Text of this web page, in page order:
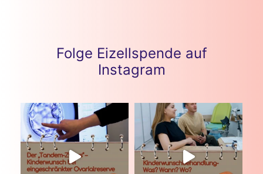
Folge Eizellspende auf
Instagram